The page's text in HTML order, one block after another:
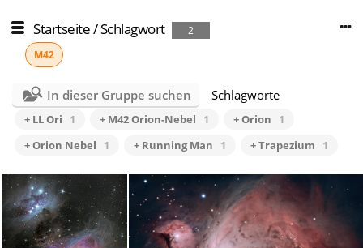
Startseite/Schlagwort
2
M42
In dieser Gruppe suchen Schlagworte
+ LL Ori 1 + M42 Orion-Nebel 1 + Orion
1
+ Orion Nebel
1 + Running Man 1 + Trapezium 1